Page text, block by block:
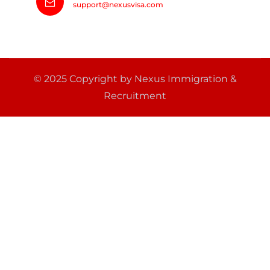
support@nexusvisa.com
© 2025 Copyright by Nexus Immigration &
Recruitment